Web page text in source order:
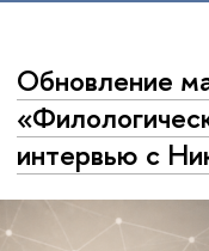
Обновление
интервью с